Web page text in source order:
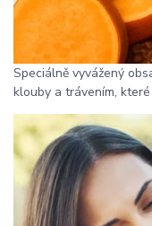
Speciálně vyvážený
klouby a trávením,